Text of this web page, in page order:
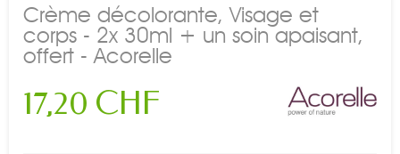
Crème décolorante, Visage et
corps - 2x 30ml + un soin apaisant,
offert - Acorelle
17,20 CHF